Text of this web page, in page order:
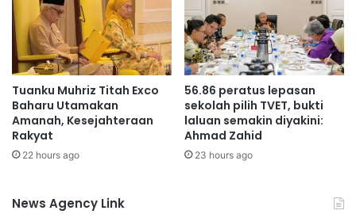
dokumen, enakmen dan pekeliling negeri dengan pantas.
AI bertindak sebagai pembantu penyelidik yang cekap,
mempercepatkan penyediaan kertas kerja dan laporan.
3. Menyokong Pembuatan Dasar Berasaskan Bukti
(Evidence-Based Policy Making):
trend. Contohnya, data kutipan cukai negeri untuk meramal
N
N
e
g
e
r
i
S
e
m
l
Tuanku Muhriz Titah Exco
Baharu Utamakan
Amanah, Kesejahteraan
Rakyat
22 hours ago
56.86 peratus lepasan
sekolah pilih TVET, bukti
laluan semakin diyakini:
Ahmad Zahid
23 hours ago
News Agency Link